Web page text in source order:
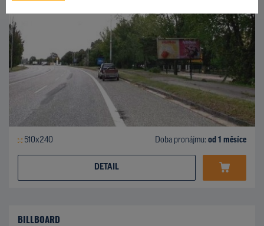
510x240 Doba pronájmu: od 1 měsíce
DETAIL
BILLBOARD